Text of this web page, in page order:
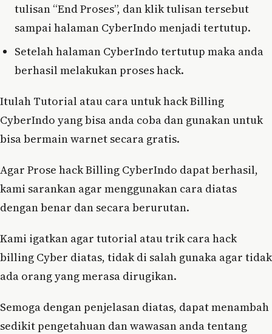
tulisan “End Proses”, dan klik tulisan tersebut
sampai halaman CyberIndo menjadi tertutup.
Setelah halaman CyberIndo tertutup maka anda
berhasil melakukan proses hack.
Itulah Tutorial atau cara untuk hack Billing
CyberIndo yang bisa anda coba dan gunakan untuk
bisa bermain warnet secara gratis.
Agar Prose hack Billing CyberIndo dapat berhasil,
kami sarankan agar menggunakan cara diatas
dengan benar dan secara berurutan.
Kami igatkan agar tutorial atau trik cara hack
billing Cyber diatas, tidak di salah gunaka agar tidak
ada orang yang merasa dirugikan.
Semoga dengan penjelasan diatas, dapat menambah
sedikit pengetahuan dan wawasan anda tentang